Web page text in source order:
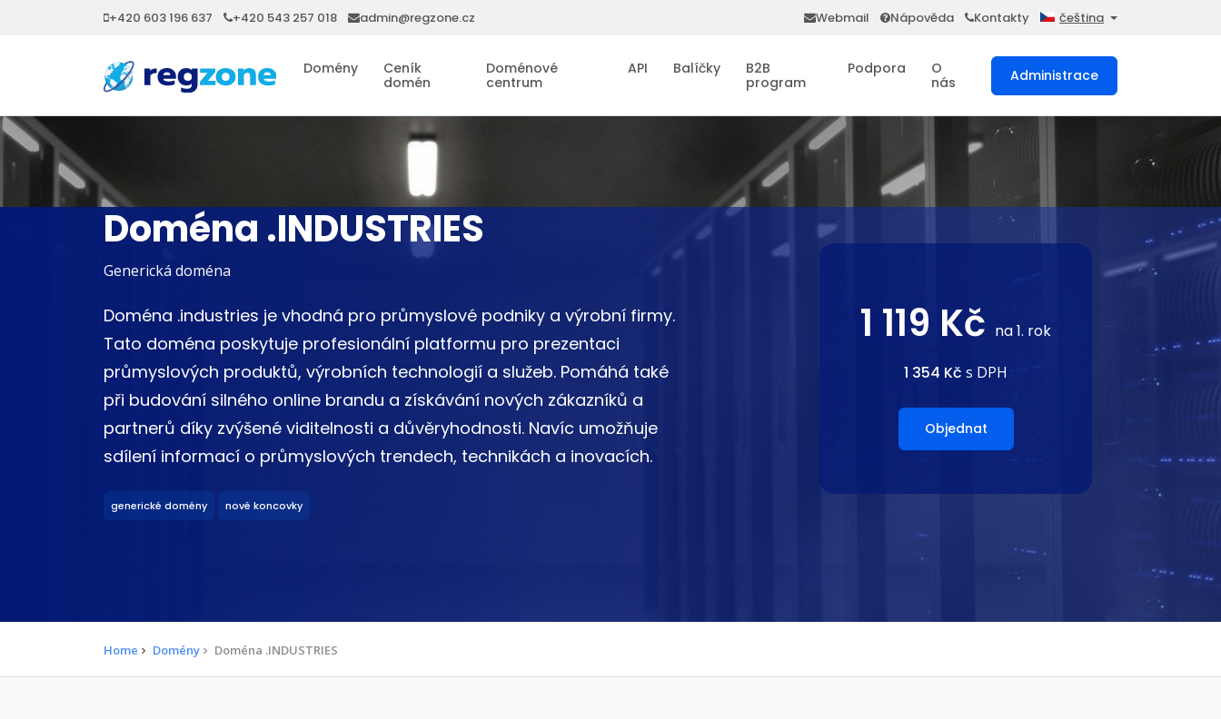
+420 603 196 637 +420 543 257 018 admin@regzone.cz Webmail Nápověda Kontakty čeština
Domény
Ceník
domén
Doménové
centrum
API Balíčky
B2B
program
Podpora
O
nás
Administrace
Doména .INDUSTRIES
Generická doména
Doména .industries je vhodná pro průmyslové podniky a výrobní firmy.
Tato doména poskytuje profesionální platformu pro prezentaci
průmyslových produktů, výrobních technologií a služeb. Pomáhá také
při budování silného online brandu a získávání nových zákazníků a
partnerů díky zvýšené viditelnosti a důvěryhodnosti. Navíc umožňuje
sdílení informací o průmyslových trendech, technikách a inovacích.
generické domény nové koncovky
1 119 Kč na 1. rok
1 354 Kč s DPH
Objednat
Home Domény Doména .INDUSTRIES